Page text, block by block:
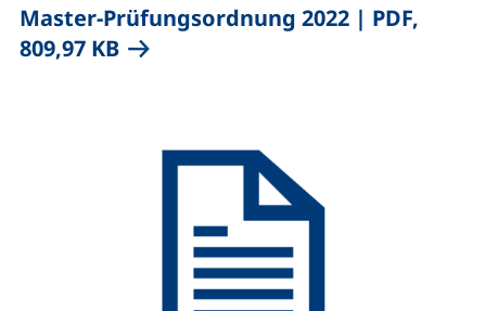
Master-Prüfungsordnung 2022, | PDF,
809,97 KB(öffnet neues Fenster), (nicht